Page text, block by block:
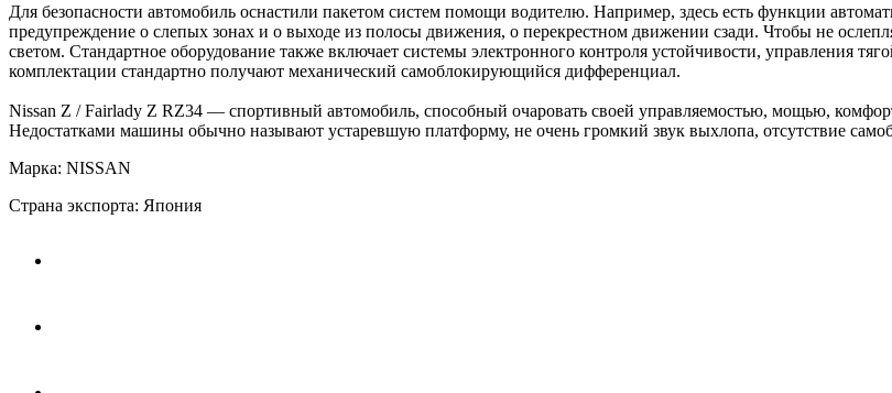
Для безопасности автомобиль оснастили пакетом систем помощи водителю. Например, здесь есть функции
предупреждение о слепых зонах и о выходе из полосы движения, о перекрестном движении сзади. Чтобы не
светом. Стандартное оборудование также включает системы электронного контроля устойчивости, управления
комплектации стандартно получают механический самоблокирующийся дифференциал.
Nissan Z / Fairlady Z RZ34 — спортивный автомобиль, способный очаровать своей управляемостью, мощью,
Недостатками машины обычно называют устаревшую платформу, не очень громкий звук выхлопа, отсутствие
Марка: NISSAN
Страна экспорта: Япония